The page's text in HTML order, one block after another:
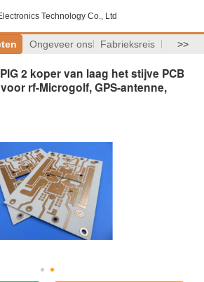
Technology Co., Ltd
Ongeveer ons Fabrieksreis >>
2 koper van laag het stijve PCB
rf-Microgolf, GPS-antenne,